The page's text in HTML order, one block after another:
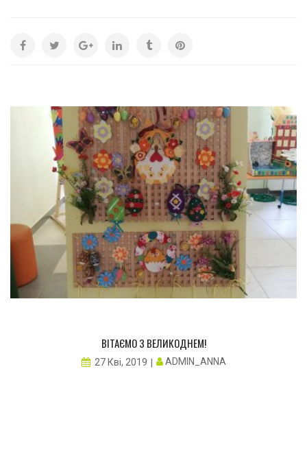
ВІТАЄМО З ВЕЛИКОДНЕМ!
27 Кві, 2019 ADMIN_ANNA